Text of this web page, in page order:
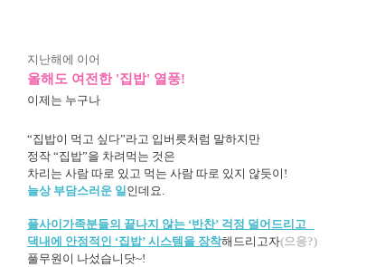
지난해에 이어
올해도 여전한 '집밥' 열풍!
이제는 누구나
“집밥이 먹고 싶다”라고 입버릇처럼 말하지만
정작 “집밥”을 차려먹는 것은
차리는 사람 따로 있고 먹는 사람 따로 있지 않듯이!
늘상 부담스러운 일 인데요.
풀사이가족분들의 끝나지 않는 ‘반찬’ 걱정 덜어드리고
댁내에 안정적인 ‘집밥’ 시스템을 장착해드리고자(으응?)
풀무원이 나섰습니닷~!